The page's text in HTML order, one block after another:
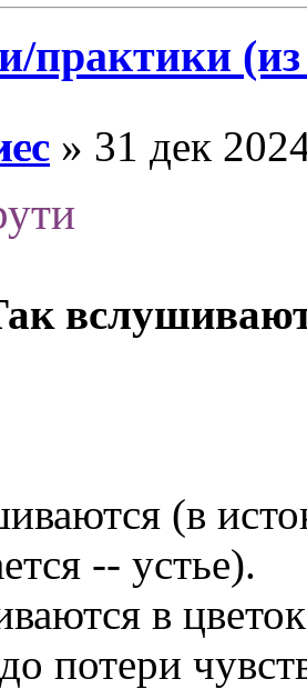
практики
» 31 дек
(в
-- устье).
в
потери